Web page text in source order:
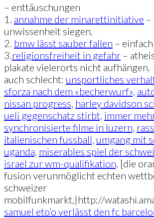
– enttäuschungen
1. annahme der minarettinitiative –
unwissenheit siegen.
2. bmw lässt sauber fallen –
3.religionsfreiheit in gefahr –
plakate vielerorts nicht aufhängen.
auch schlecht: unsportliches
sforza nach dem «becherwurf»,
nissan progress, harley davidson
ueli gegenschatz stirbt, immer
synchronisierte filme in luzern,
italienischen fussball, umgang mit
uganda, miserables spiel der
israel zur wm-qualifikation, [die
fusion verunmöglicht echten
schweizer
mobilfunkmarkt,|http://
samuel eto’o verlässt den fc